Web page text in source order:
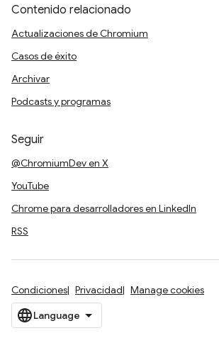
Contenido relacionado
Actualizaciones de Chromium
Casos de éxito
Archivar
Podcasts y programas
Seguir
@ChromiumDev en X
YouTube
Chrome para desarrolladores en LinkedIn
RSS
Condiciones Privacidad Manage cookies